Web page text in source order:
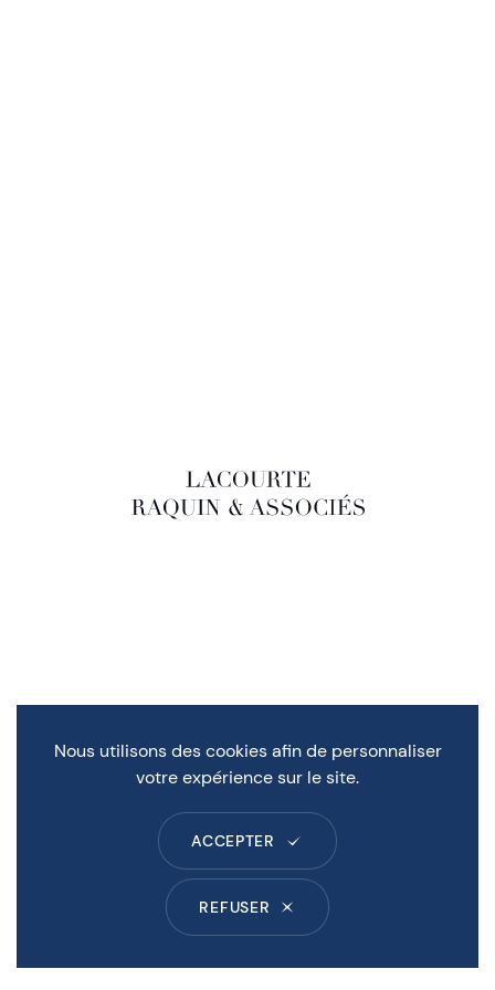
LACOURTE RAQUIN & ASSOCIÉS
Nous utilisons des cookies afin de personnaliser
votre expérience sur le site.
ACCEPTER
REFUSER